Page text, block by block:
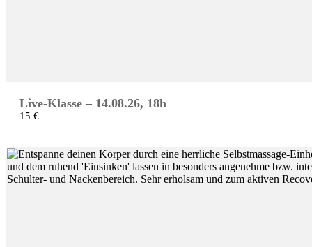
Live-Klasse – 14.08.26, 18h
15 €